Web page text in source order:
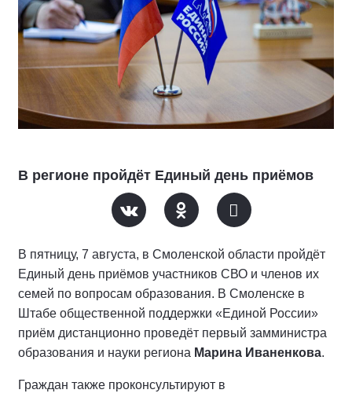
В регионе пройдёт Единый день приёмов
В пятницу, 7 августа, в Смоленской области пройдёт
Единый день приёмов участников СВО и членов их
семей по вопросам образования. В Смоленске в
Штабе общественной поддержки «Единой России»
приём дистанционно проведёт первый замминистра
образования и науки региона Марина Иваненкова.
Граждан также проконсультируют в